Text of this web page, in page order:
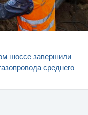
шоссе завершили
среднего